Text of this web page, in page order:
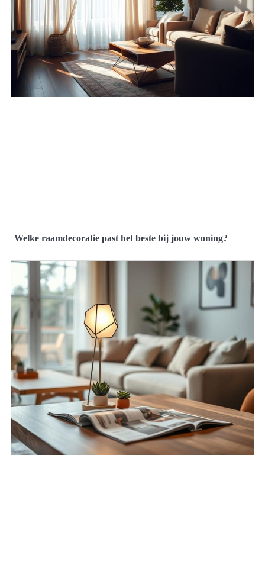
Welke raamdecoratie past het beste bij jouw woning?